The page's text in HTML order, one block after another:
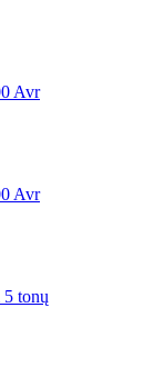
Avr
Avr
tonų